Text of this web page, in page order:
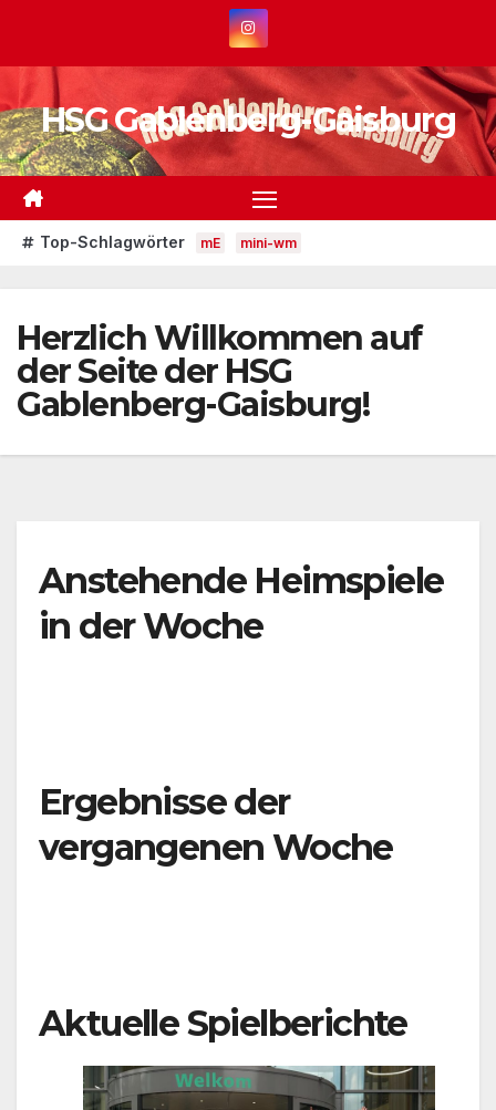
springen
HSG Gablenberg-Gaisburg
Top-Schlagwörter mE mini-wm
Herzlich Willkommen auf
der Seite der HSG
Gablenberg-Gaisburg!
Anstehende Heimspiele
in der Woche
Ergebnisse der
vergangenen Woche
Aktuelle Spielberichte